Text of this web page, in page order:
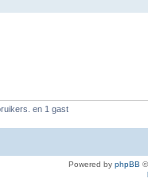
en 1 gast
Powered by phpBB